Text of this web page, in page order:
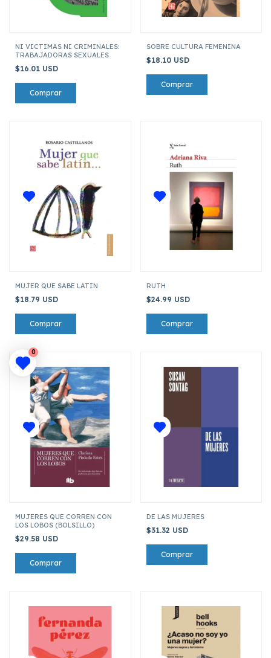
NI VICTIMAS NI CRIMINALES:
TRABAJADORAS SEXUALES
$16.01 USD
SOBRE CULTURA FEMENINA
$18.10 USD
MUJER QUE SABE LATIN
$18.79 USD
RUTH
$24.99 USD
MUJERES QUE CORREN CON
LOS LOBOS (BOLSILLO)
$29.58 USD
DE LAS MUJERES
$31.32 USD
0